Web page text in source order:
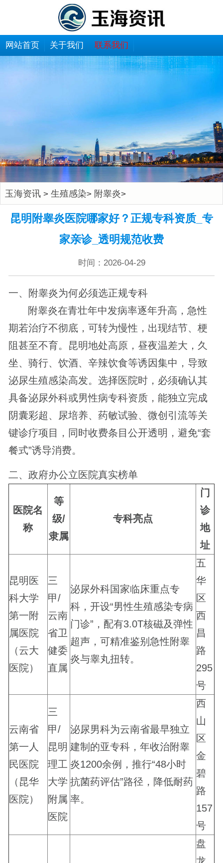
网站首页 关于我们 联系我们
玉海资讯> 生殖感染> 附睾炎>
昆明附睾炎医院哪家好？正规专科资质_专
家亲诊_透明规范收费
时间：2026-04-29
一、附睾炎为何必须选正规专科
附睾炎在青壮年中发病率逐年升高，急性
期若治疗不彻底，可转为慢性，出现结节、梗
阻甚至不育。昆明地处高原，昼夜温差大，久
坐、骑行、饮酒、辛辣饮食等诱因集中，导致
泌尿生殖感染高发。选择医院时，必须确认其
具备泌尿外科或男性病专科资质，能独立完成
阴囊彩超、尿培养、药敏试验、微创引流等关
键诊疗项目，同时收费条目公开透明，避免“套
餐式”诱导消费。
二、政府办公立医院真实榜单
医院名
称
等
级/
隶属
专科亮点
门
诊
地
址
昆明医
科大学
第一附
属医院
（云大
医院）
三
甲/
云南
省卫
健委
直属
泌尿外科国家临床重点专
科，开设“男性生殖感染专病
门诊”，配有3.0T核磁及弹性
超声，可精准鉴别急性附睾
炎与睾丸扭转。
五
华
区
西
昌
路
295
号
云南省
第一人
民医院
（昆华
医院）
三
甲/
昆明
理工
大学
附属
医院
泌尿男科为云南省最早独立
建制的亚专科，年收治附睾
炎1200余例，推行“48小时
抗菌药评估”路径，降低耐药
率。
西
山
区
金
碧
路
157
号
盘